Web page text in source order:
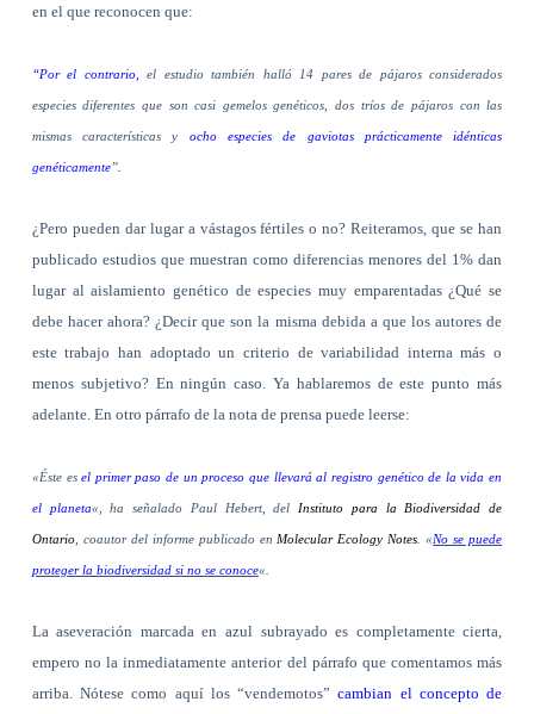
en el que reconocen que:
“Por el contrario,el estudio también halló 14 pares de pájaros considerados
especies diferentes que son casi gemelos genéticos, dos tríos de pájaros con las
mismas características y ocho especies de gaviotas prácticamente idénticas
genéticamente”.
¿Pero pueden dar lugar a vástagos fértiles o no? Reiteramos, que se han
publicado estudios que muestran como diferencias menores del 1% dan
lugar al aislamiento genético de especies muy emparentadas ¿Qué se
debe hacer ahora? ¿Decir que son la misma debida a que los autores de
este trabajo han adoptado un criterio de variabilidad interna más o
menos subjetivo? En ningún caso. Ya hablaremos de este punto más
adelante. En otro párrafo de la nota de prensa puede leerse:
«Éste esel primer paso de un proceso que llevará al registro genético de la vida en
el planeta«, ha señalado Paul Hebert, del Instituto para la Biodiversidad de
Ontario, coautor del informe publicado en Molecular Ecology Notes . «No se puede
proteger la biodiversidad si no se conoce«.
La aseveración marcada en azul subrayado es completamente cierta,
empero no la inmediatamente anterior del párrafo que comentamos más
arriba. Nótese como aquí los “vendemotos”cambian el concepto de